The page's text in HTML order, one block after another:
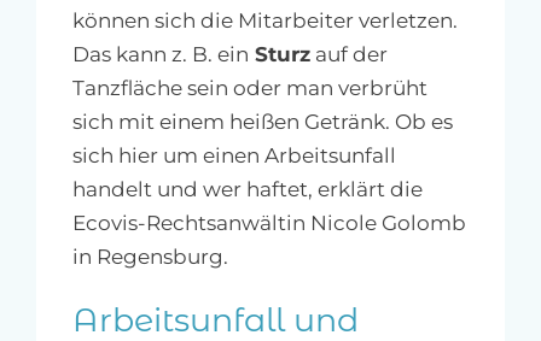
können sich die Mitarbeiter verletzen.
Das kann z. B. ein Sturzauf der
Tanzfläche sein oder man verbrüht
sich mit einem heißen Getränk. Ob es
sich hier um einen Arbeitsunfall
handelt und wer haftet, erklärt die
Ecovis-Rechtsanwältin Nicole Golomb
in Regensburg.
Arbeitsunfall und